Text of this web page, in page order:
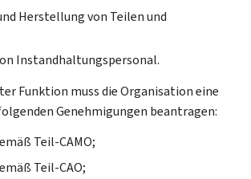
Herstellung von Teilen und
Instandhaltungspersonal.
Funktion muss die Organisation eine
Genehmigungen beantragen:
Teil-CAMO;
Teil-CAO;